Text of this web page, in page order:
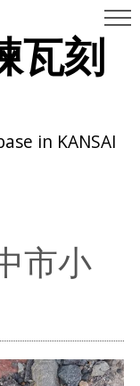
瓦刻
in KANSAI
市小